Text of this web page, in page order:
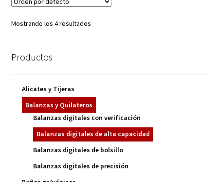
Mostrando los 4 resultados
Productos
Alicates y Tijeras
Balanzas y Quilateros
Balanzas digitales con verificación
Balanzas digitales de alta capacidad
Balanzas digitales de bolsillo
Balanzas digitales de precisión